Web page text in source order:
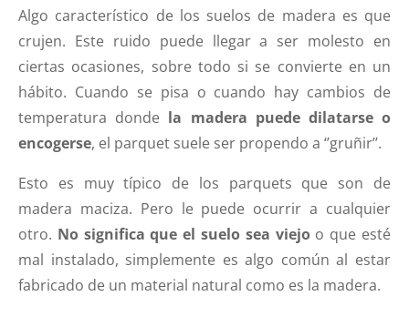
Algo característico de los suelos de madera es que
crujen. Este ruido puede llegar a ser molesto en
ciertas ocasiones, sobre todo si se convierte en un
hábito. Cuando se pisa o cuando hay cambios de
temperatura donde la madera puede dilatarse o
encogerse, el parquet suele ser propendo a ‘’gruñir’’.
Esto es muy típico de los parquets que son de
madera maciza. Pero le puede ocurrir a cualquier
otro. No significa que el suelo sea viejoo que esté
mal instalado, simplemente es algo común al estar
fabricado de un material natural como es la madera.